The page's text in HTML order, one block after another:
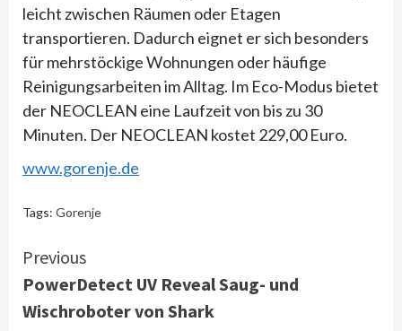
leicht zwischen Räumen oder Etagen
transportieren. Dadurch eignet er sich besonders
für mehrstöckige Wohnungen oder häufige
Reinigungsarbeiten im Alltag. Im Eco-Modus bietet
der NEOCLEAN eine Laufzeit von bis zu 30
Minuten. Der NEOCLEAN kostet 229,00 Euro.
www.gorenje.de
Tags: Gorenje
Continue
Reading
Previous
PowerDetect UV Reveal Saug- und
Wischroboter von Shark